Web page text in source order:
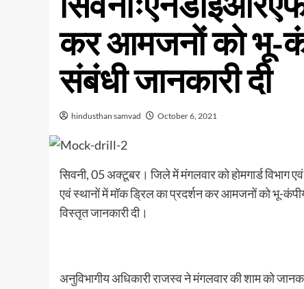
कर आमजनों को भू-
संबंधी जानकारी दी
hindusthan samvad October 6, 2021
सिवनी, 05 अक्टूबर। जिले में मंगलवार को होमगार्ड विभाग
एवं स्थानों में मॉक ड्रिल का प्रदर्शन कर आमजनों को भू-
विस्तृत जानकारी दी।
अनुविभागीय अधिकारी राजस्व ने मंगलवार की शाम को